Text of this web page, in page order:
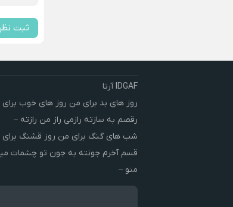
ثبت نظر
IDGAF آرتا
روز های بد برای من روز های خوب برای
رقصم به سازته رازمی راز من رازته –
شب های گنگ برای من روز قشنگ برای
قسم آخرم جونته به جون تو چشمات
منو –